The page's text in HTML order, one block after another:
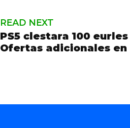
READ NEXT
PS5 clestara 100
Ofertas adicionales